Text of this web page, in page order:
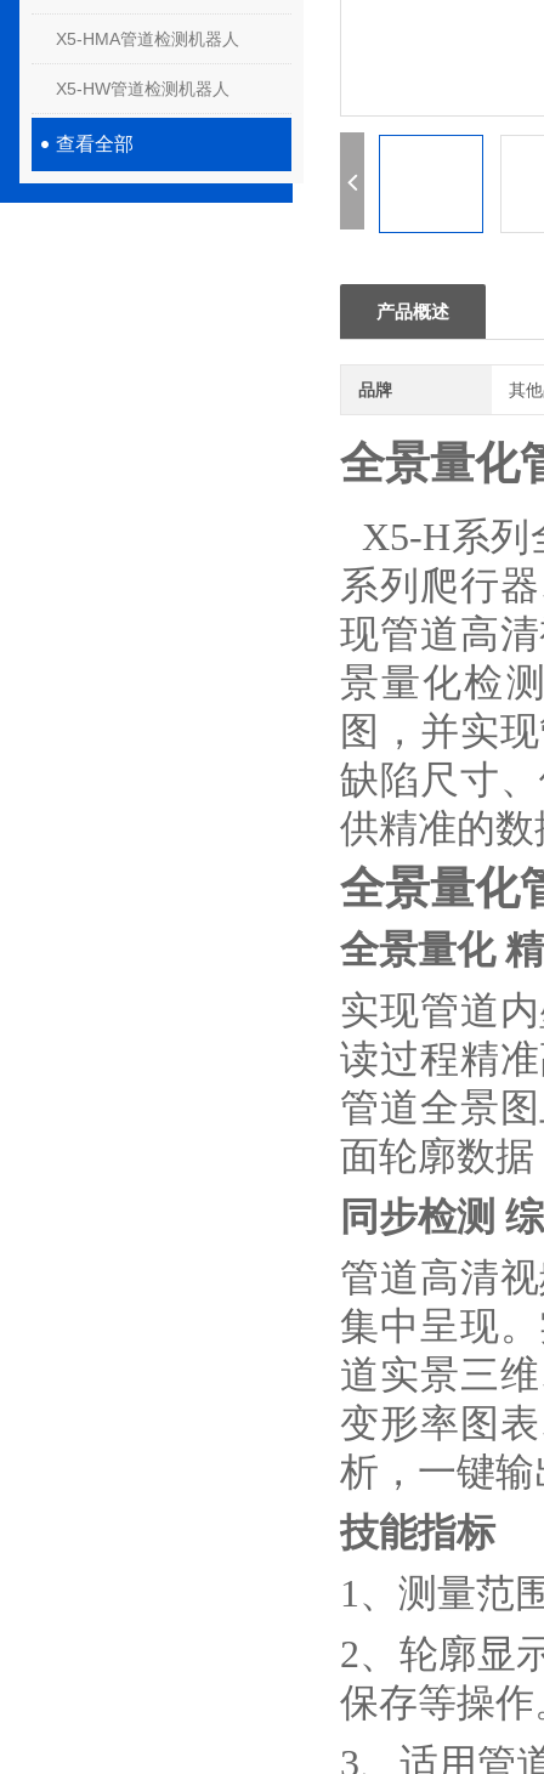
X5-HMA管道检测机器人
X5-HW管道检测机器人
查看全部
产品概述
品牌 其
全景量化
X5-H系列
系列爬行
现管道高
景量化检
图，并实
缺陷尺寸
供精准的
全景量化
全景量化
实现管道
读过程精
管道全景
面轮廓数
同步检测
管道高清
集中呈现
道实景三
变形率图
析，一键
技能指标
1、测量范
2、轮廓显
保存等操作
3、适用管